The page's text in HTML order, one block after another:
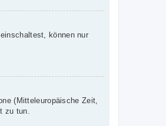
können nur
(Mitteleuropäische Zeit,
zu tun.